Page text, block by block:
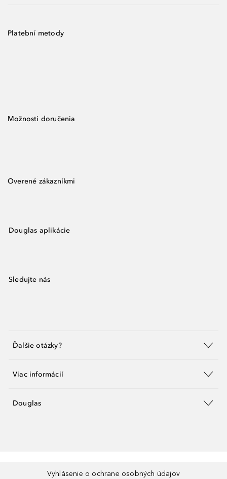
Platební metody
Možnosti doručenia
Overené zákazníkmi
Douglas aplikácie
Sledujte nás
Ďalšie otázky?
Viac informácií
Douglas
Vyhlásenie o ochrane osobných údajov